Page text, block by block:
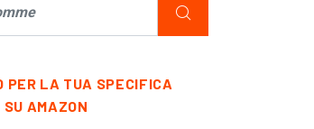
PER LA TUA SPECIFICA
SU AMAZON